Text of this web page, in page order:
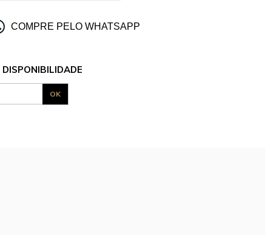
COMPRE PELO WHATSAPP
DISPONIBILIDADE